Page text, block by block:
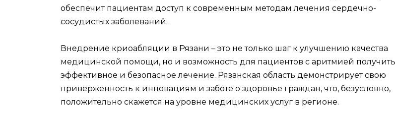
обеспечит пациентам доступ к современным методам лечения сердечно-
сосудистых заболеваний.
Внедрение криоабляции в Рязани – это не только шаг к улучшению качества
медицинской помощи, но и возможность для пациентов с аритмией получить
эффективное и безопасное лечение. Рязанская область демонстрирует свою
приверженность к инновациям и заботе о здоровье граждан, что, безусловно,
положительно скажется на уровне медицинских услуг в регионе.